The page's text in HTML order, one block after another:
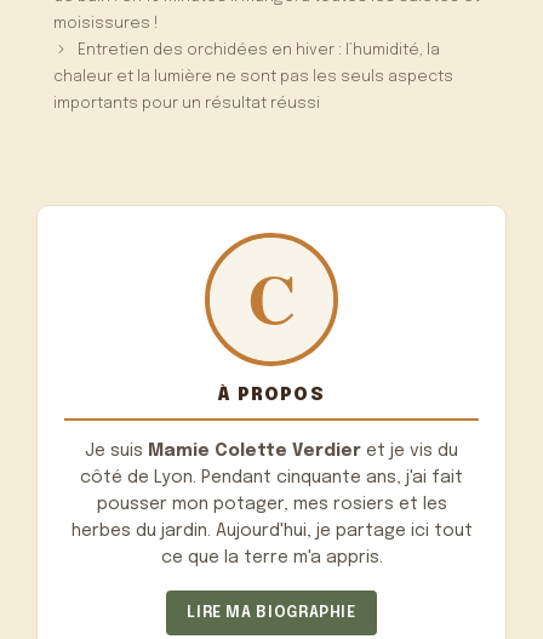
moisissures !
Entretien des orchidées en hiver : l’humidité, la
chaleur et la lumière ne sont pas les seuls aspects
importants pour un résultat réussi
À PROPOS
Je suis Mamie Colette Verdier et je vis du
côté de Lyon. Pendant cinquante ans, j'ai fait
pousser mon potager, mes rosiers et les
herbes du jardin. Aujourd'hui, je partage ici tout
ce que la terre m'a appris.
LIRE MA BIOGRAPHIE